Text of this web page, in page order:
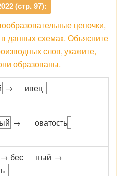
(стр. 97):
цепочки,
данных схемах. Объясните
слов, укажите,
образованы.
→ ивец
ый → оватость
→ бес ный →